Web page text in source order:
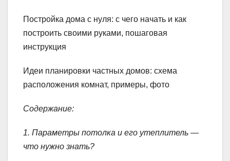
Постройка дома с нуля: с чего начать и как
построить своими руками, пошаговая
инструкция
Идеи планировки частных домов: схема
расположения комнат, примеры, фото
Содержание:
1. Параметры потолка и его утеплитель —
что нужно знать?